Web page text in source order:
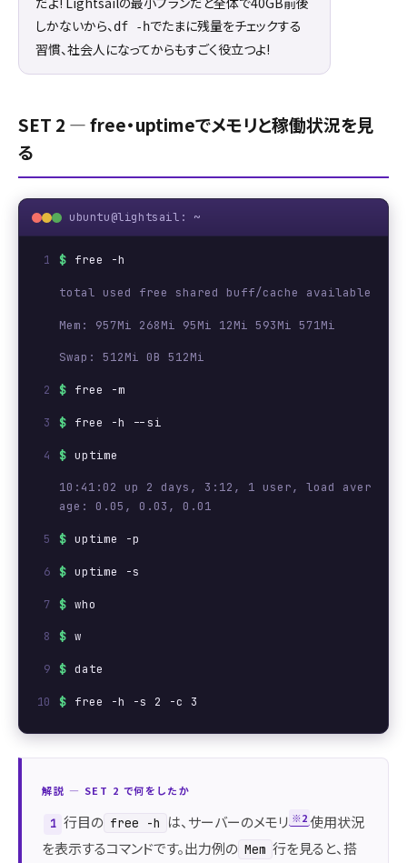
しかないから、df -hでたまに残量をチェックする
習慣、社会人になってからもすごく役立つよ!
SET 2 ― free・uptimeでメモリと稼働状況を見
る
ubuntu@lightsail: ~
$ free -h
total used free shared buff/cache available
Mem: 957Mi 268Mi 95Mi 12Mi 593Mi 571Mi
Swap: 512Mi 0B 512Mi
$ free -m
$ free -h --si
$ uptime
10:41:02 up 2 days, 3:12, 1 user, load aver
age: 0.05, 0.03, 0.01
$ uptime -p
$ uptime -s
$ who
$ w
$ date
$ free -h -s 2 -c 3
解説 ― SET 2 で何をしたか
1 行目の free -h は、サーバーのメモリ ※2使用状況
を表示するコマンドです。出力例の Mem 行を見ると、搭